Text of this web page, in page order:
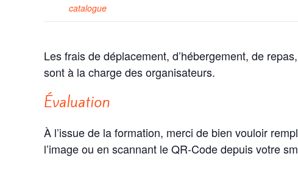
catalogue
Les frais de déplacement, d’hébergement, de
sont à la charge des organisateurs.
Évaluation
À l’issue de la formation, merci de bien vouloir
l’image ou en scannant le QR-Code depuis votre